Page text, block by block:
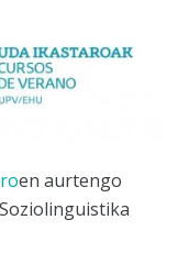
en aurtengo